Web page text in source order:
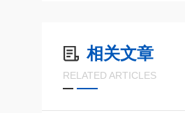
相关文章
RELATED ARTICLES